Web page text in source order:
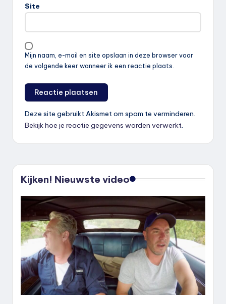
Site
Mijn naam, e-mail en site opslaan in deze browser voor
de volgende keer wanneer ik een reactie plaats.
Deze site gebruikt Akismet om spam te verminderen.
Bekijk hoe je reactie gegevens worden verwerkt.
Kijken! Nieuwste video